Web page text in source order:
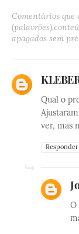
Comentários que
apagados sem
Qual o
ver, mas
Responder
O